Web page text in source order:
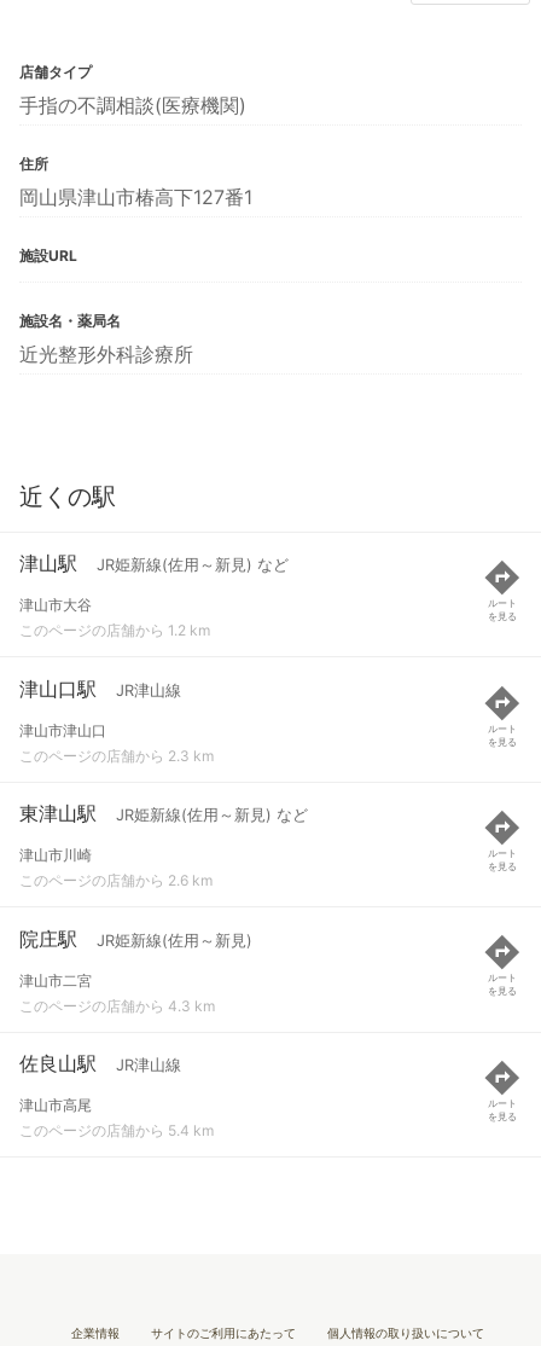
店舗タイプ
手指の不調相談(医療機関)
住所
岡山県津山市椿高下127番1
施設URL
施設名・薬局名
近光整形外科診療所
近くの駅
津山駅 JR姫新線(佐用～新見) など
津山市大谷
このページの店舗から 1.2 km
ルート
を見る
津山口駅 JR津山線
津山市津山口
このページの店舗から 2.3 km
ルート
を見る
東津山駅 JR姫新線(佐用～新見) など
津山市川崎
このページの店舗から 2.6 km
ルート
を見る
院庄駅 JR姫新線(佐用～新見)
津山市二宮
このページの店舗から 4.3 km
ルート
を見る
佐良山駅 JR津山線
津山市高尾
このページの店舗から 5.4 km
ルート
を見る
企業情報 サイトのご利用にあたって 個人情報の取り扱いについて